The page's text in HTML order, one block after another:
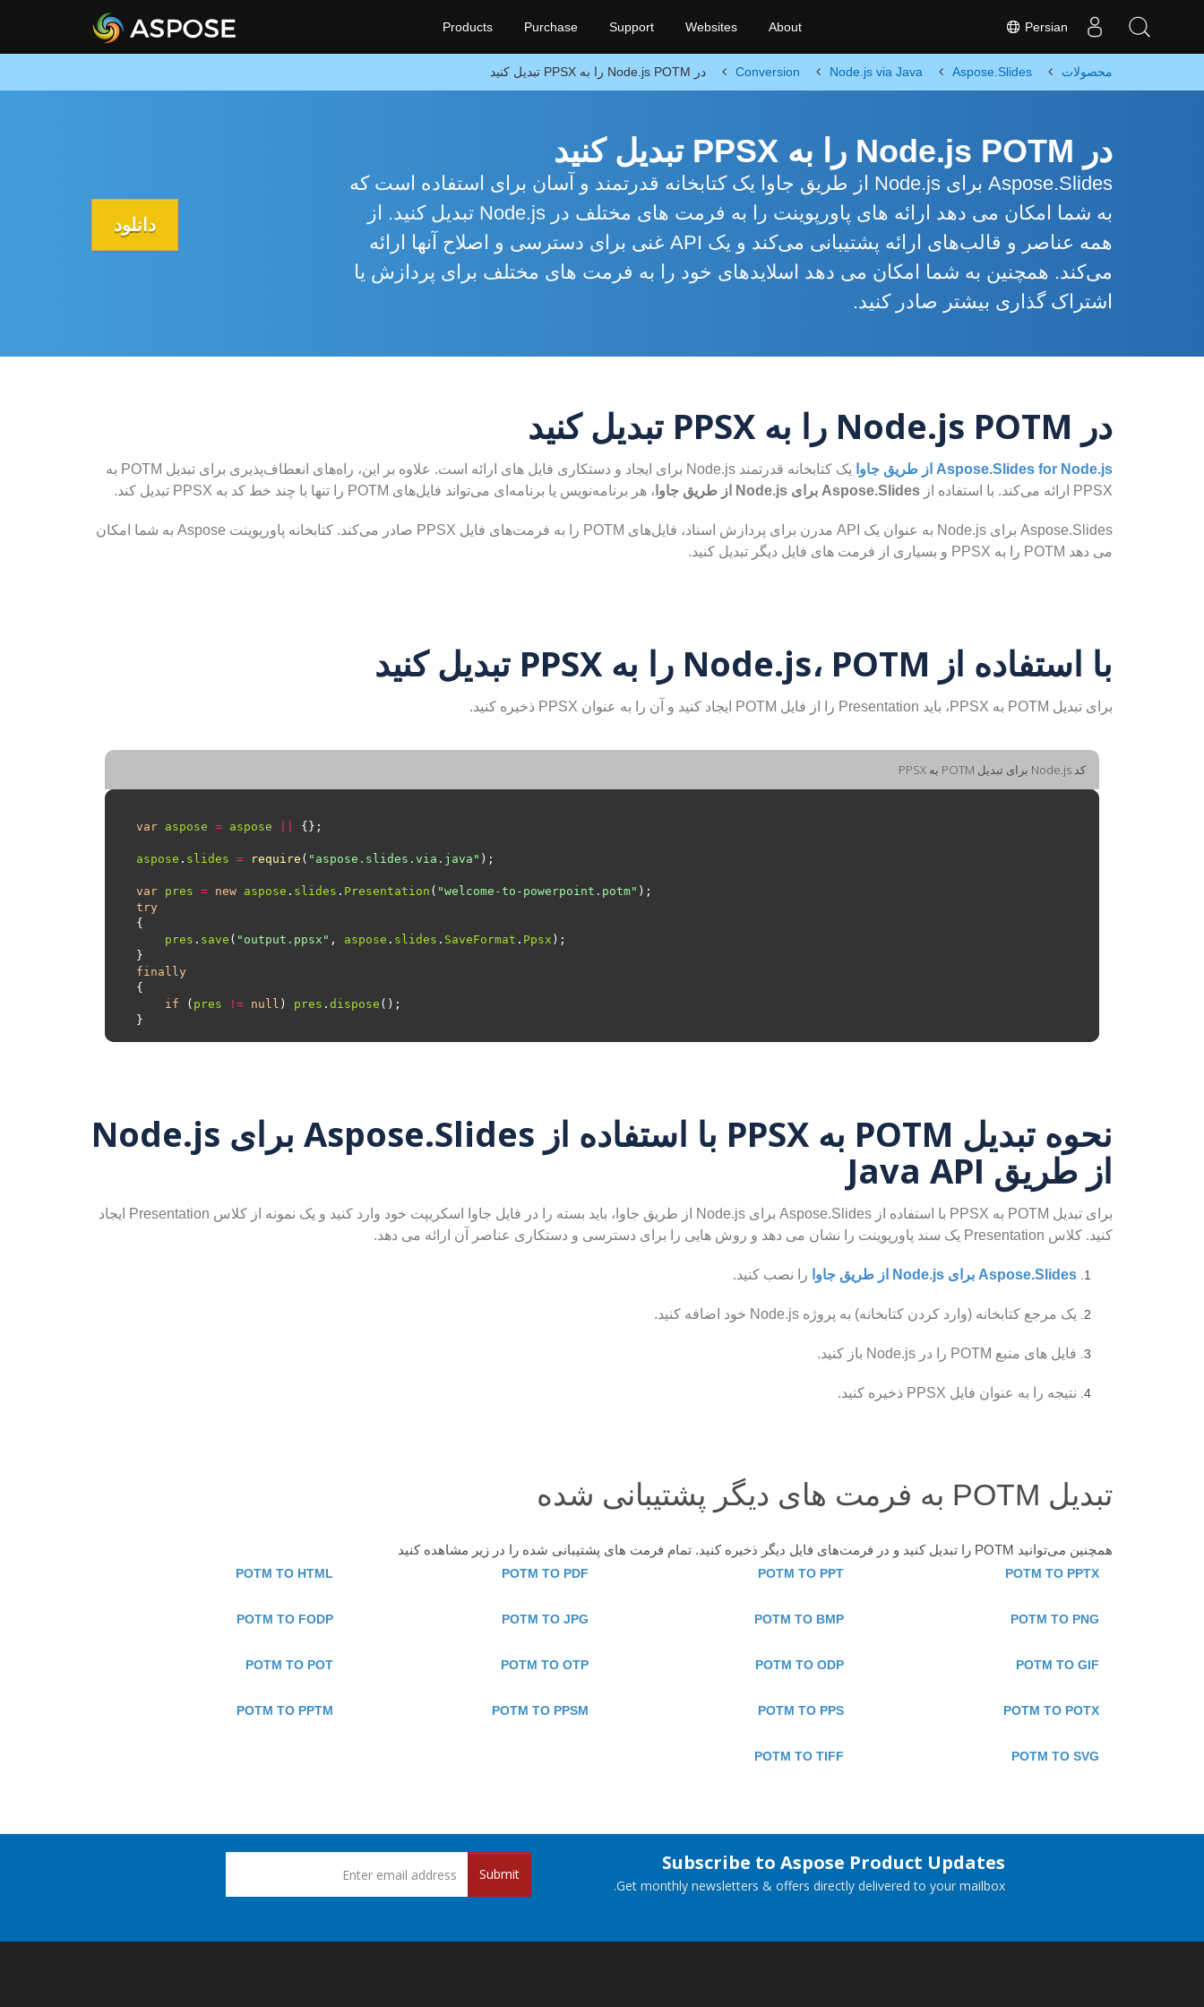
Persian
Products Purchase Support Websites About
محصولات Aspose.Slides
Node.js via Java
Conversion در Node.js POTM را به PPSX تبدیل کنید
در Node.js POTM را به PPSX تبدیل کنید
Aspose.Slides برای Node.js از طریق جاوا یک کتابخانه قدرتمند و آسان برای استفاده است که
به شما امکان می دهد ارائه های پاورپوینت را به فرمت های مختلف در Node.js تبدیل کنید. از
همه عناصر و قالب‌های ارائه پشتیبانی می‌کند و یک API غنی برای دسترسی و اصلاح آنها ارائه
می‌کند. همچنین به شما امکان می دهد اسلایدهای خود را به فرمت های مختلف برای پردازش یا
اشتراک گذاری بیشتر صادر کنید.
دانلود
در Node.js POTM را به PPSX تبدیل کنید
Aspose.Slides for Node.js از طریق جاوا
یک کتابخانه قدرتمند Node.js برای ایجاد و دستکاری فایل های ارائه است. علاوه بر این، راه‌های انعطاف‌پذیری برای تبدیل POTM به
PPSX ارائه می‌کند. با استفاده از
Aspose.Slides برای Node.js از طریق جاوا ، هر برنامه‌نویس یا برنامه‌ای می‌تواند فایل‌های POTM را تنها با چند خط کد به PPSX تبدیل کند.
Aspose.Slides برای Node.js به عنوان یک API مدرن برای پردازش اسناد، فایل‌های POTM را به فرمت‌های فایل PPSX صادر می‌کند. کتابخانه پاورپوینت Aspose به شما امکان
می دهد POTM را به PPSX و بسیاری از فرمت های فایل دیگر تبدیل کنید.
با استفاده از Node.js، POTM را به PPSX تبدیل کنید
برای تبدیل POTM به PPSX، باید Presentation را از فایل POTM ایجاد کنید و آن را به عنوان PPSX ذخیره کنید.
کد Node.js برای تبدیل POTM به PPSX
var aspose = aspose
aspose . slides = require ( "aspose.slides.via.java"
var pres = new aspose . slides . Presentation ( "welcome-to-powerpoint.potm"
try
pres . save ( "output.ppsx" , aspose . slides . SaveFormat . Ppsx
finally
if ( pres != null ) pres . dispose
نحوه تبدیل POTM به PPSX با استفاده از Aspose.Slides برای Node.js
از طریق Java API
برای تبدیل POTM به PPSX با استفاده از Aspose.Slides برای Node.js از طریق جاوا، باید بسته را در فایل جاوا اسکریپت خود وارد کنید و یک نمونه از کلاس Presentation ایجاد
کنید. کلاس Presentation یک سند پاورپوینت را نشان می دهد و روش هایی را برای دسترسی و دستکاری عناصر آن ارائه می دهد.
Aspose.Slides برای Node.js از طریق جاوا را نصب کنید.
یک مرجع کتابخانه (وارد کردن کتابخانه) به پروژه Node.js خود اضافه کنید.
فایل های منبع POTM را در Node.js باز کنید.
نتیجه را به عنوان فایل PPSX ذخیره کنید.
تبدیل POTM به فرمت های دیگر پشتیبانی شده
همچنین می‌توانید POTM را تبدیل کنید و در فرمت‌های فایل دیگر ذخیره کنید. تمام فرمت های پشتیبانی شده را در زیر مشاهده کنید
POTM TO PPTX
POTM TO PPT
POTM TO PDF
POTM TO HTML
POTM TO PNG
POTM TO BMP
POTM TO JPG
POTM TO FODP
POTM TO GIF
POTM TO ODP
POTM TO OTP
POTM TO POT
POTM TO POTX
POTM TO PPS
POTM TO PPSM
POTM TO PPTM
POTM TO SVG
POTM TO TIFF
Subscribe to Aspose Product Updates
Get monthly newsletters & offers directly delivered to your mailbox.
Submit